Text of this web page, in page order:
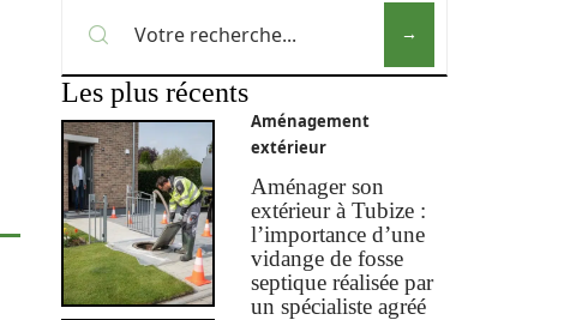
Les plus récents
Aménagement
extérieur
Aménager son
extérieur à Tubize :
l’importance d’une
vidange de fosse
septique réalisée par
un spécialiste agréé